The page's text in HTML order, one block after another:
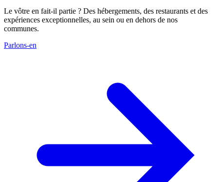
Le vôtre en fait-il partie ? Des hébergements, des restaurants et des
expériences exceptionnelles, au sein ou en dehors de nos
communes.
Parlons-en